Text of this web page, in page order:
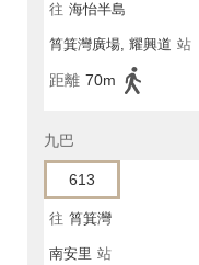
往 海怡半島
筲箕灣廣場, 耀興道 站
距離 70m
九巴
613
往 筲箕灣
南安里 站